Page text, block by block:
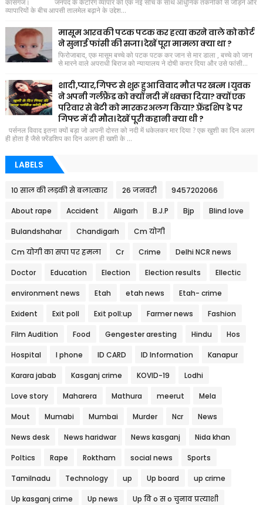
कासगंज। जनपद के कैटरिंग व्यापार को एक नई सोच के साथ आधुनिक तकनीकों से जोड़ने और
व्यापारियों के बीच आपसी तालमेल बढ़ाने के उद्देश...
मासूम आरव की पटक पटक कर हत्या करने वाले को कोर्ट
ने सुनाई फांसी की सजा। देखें पूरा मामला क्या था ?
फिरोजाबाद, एक मासूम बच्चे को पटक पटक कर जान से मार डाला , बच्चे को जान
से मारने वाले अपराधी बिराज को न्यायालय ने दोषी करार दिया और उसे फांसी...
शादी,प्यार,गिफ्ट से शुरू हुआ विवाद मौत पर खत्म । युवक
ने अपनी गर्लफ्रैंड को क्यों नदी में धक्का दिया? क्यों एक
परिवार से बेटी को मारकर अलग किया? फ़्रेंडशिप डे पर
गिफ्ट में दी मौत। देखें पूरी कहानी क्या थी ?
पर्सनल विवाद इतना क्यों बड़ा जो अपनी दोस्त को नदी में धकेलकर मार दिया ? एक खुशी का दिन अलग
ही होता है जैसे फ़्रेंडशिप का दिन अलग ही खशी के ...
LABELS
10 साल की लड़की से बलात्कार 26 जनवरी 9457202066
About rape Accident Aligarh B.J.P Bjp Blind love
Bulandshahar Chandigarh Cm योगी
Cm योगी का सपा पर हमला Cr Crime Delhi NCR news
Doctor Education Election Election results Ellectic
environment news Etah etah news Etah- crime
Exident Exit poll Exit poll:up Farmer news Fashion
Film Audition Food Gengester aresting Hindu Hos
Hospital I phone ID CARD ID Information Kanapur
Karara jabab Kasganj crime KOVID-19 Lodhi
Love story Maharera Mathura meerut Mela
Mout Mumabi Mumbai Murder Ncr News
News desk News haridwar News kasganj Nida khan
Poltics Rape Roktham social news Sports
Tamilnadu Technology up Up board up crime
Up kasganj crime Up news Up वि o स o चुनाव प्रत्याशी